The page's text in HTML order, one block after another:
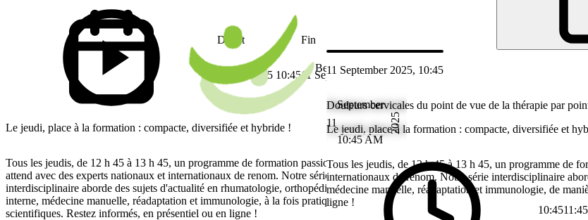
Thérapie physique
Bethesda Spital
Début
11 Sep 2025 10:45
Fin
11 Sep 2025 11:45
Le jeudi, place à la formation : compacte, diversifiée et hybride !
Tous les jeudis, de 12 h 45 à 13 h 45, un programme de formation passionnant vous
attend avec des experts nationaux et internationaux de renom. Notre série
interdisciplinaire aborde des sujets d'actualité en rhumatologie, orthopédie, médecine
interne, médecine manuelle, réadaptation et immunologie, à la fois pratiques et
scientifiques. Restez informés, en présentiel ou en ligne !
11 September 2025, 10:45
11
September
10:45 AM
2025
10:4511:45
Douleurs cervicales du point de vue de la thérapie par
Le jeudi, place à la formation : compacte, diversifiée et
Tous les jeudis, de 12 h 45 à 13 h 45, un programme de
internationaux de renom. Notre série interdisciplinaire
médecine manuelle, réadaptation et immunologie, de
ligne !